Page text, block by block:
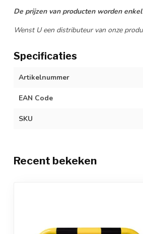
De prijzen van producten worden
Wenst U een distributeur van onze
Specificaties
Artikelnummer
EAN Code
SKU
Recent bekeken